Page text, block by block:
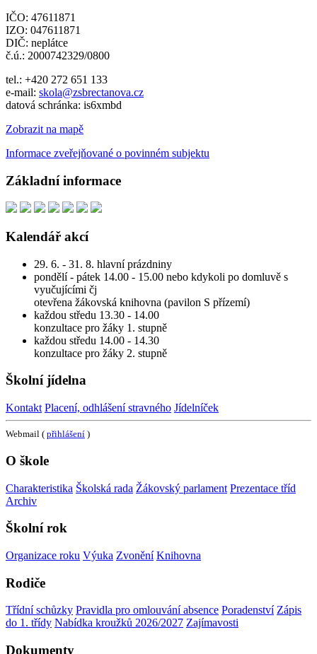
IČO: 47611871
IZO: 047611871
DIČ: neplátce
č.ú.: 2000742329/0800
tel.: +420 272 651 133
e-mail: skola@zsbrectanova.cz
datová schránka: is6xmbd
Zobrazit na mapě
Informace zveřejňované o povinném subjektu
Základní informace
Kalendář akcí
29. 6. - 31. 8. hlavní prázdniny
pondělí - pátek 14.00 - 15.00 nebo kdykoli po domluvě s
vyučujícími čj
otevřena žákovská knihovna (pavilon S přízemí)
každou středu 13.30 - 14.00
konzultace pro žáky 1. stupně
každou středu 14.00 - 14.30
konzultace pro žáky 2. stupně
Školní jídelna
Kontakt Placení, odhlášení stravného Jídelníček
Webmail ( přihlášení )
O škole
Charakteristika Školská rada Žákovský parlament Prezentace tříd
Archiv
Školní rok
Organizace roku Výuka Zvonění Knihovna
Rodiče
Třídní schůzky Pravidla pro omlouvání absence Poradenství Zápis
do 1. třídy Nabídka kroužků 2026/2027 Zajímavosti
Dokumenty